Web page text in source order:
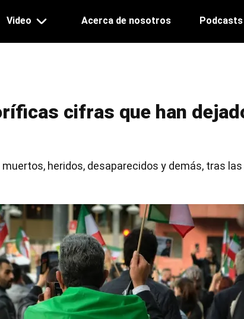
Video Acerca de nosotros Podcasts
cifras que han
heridos, desaparecidos y demás, tras